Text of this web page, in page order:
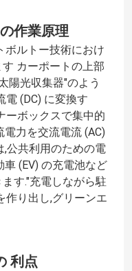
作業原理
ボルトー技術におけ
カーポートの上部
陽光収集器"のよう
電 (DC) に変換す
ーボックスで集中的
力を交流電流 (AC)
,公共利用のための電
(EV) の充電池など
す."充電しながら駐
作り出し,グリーンエ
利点